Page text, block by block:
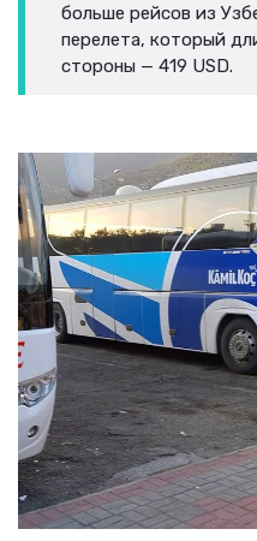
больше рейсов из
перелета, который
стороны — 419 USD.